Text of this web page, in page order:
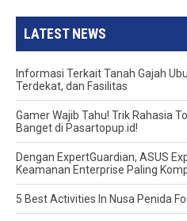
LATEST NEWS
Informasi Terkait Tanah Gajah
Terdekat, dan Fasilitas
Gamer Wajib Tahu! Trik Rahasia
Banget di Pasartopup.id!
Dengan ExpertGuardian, ASUS
Keamanan Enterprise Paling
5 Best Activities In Nusa Penida